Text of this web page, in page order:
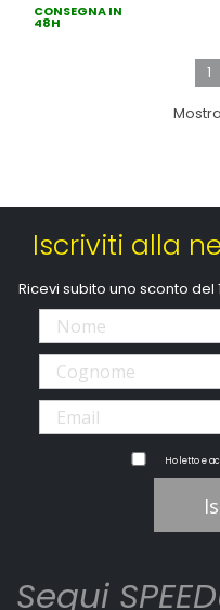
CONSEGNA IN
48H
1
Mostra
Iscriviti alla
Ricevi subito uno sconto del
Ho letto e
Segui